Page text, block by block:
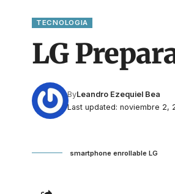
TECNOLOGIA
LG
Last updated: noviembre 2,
ByLeandro Ezequiel Bea
smartphone enrollable LG